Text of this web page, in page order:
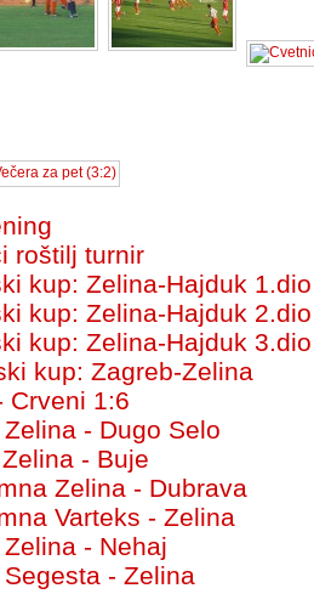
roštilj turnir
kup: Zelina-Hajduk 1.dio
kup: Zelina-Hajduk 2.dio
kup: Zelina-Hajduk 3.dio
kup: Zagreb-Zelina
Crveni 1:6
- Dugo Selo
- Buje
Zelina - Dubrava
Varteks - Zelina
- Nehaj
- Zelina